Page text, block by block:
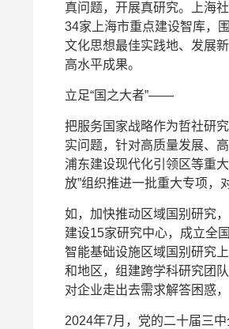
真问题，开展真研究。上海
34家上海市重点建设智库，
文化思想最佳实践地、发展
高水平成果。
立足“国之大者”——
把服务国家战略作为哲社研
实问题，针对高质量发展、
浦东建设现代化引领区等重
放”组织推进一批重大专项，
如，加快推动区域国别研究
建设15家研究中心，成立全
智能基础设施区域国别研究
和地区，组建跨学科研究团
对企业走出去需求解答困惑
2024年7月，党的二十届三